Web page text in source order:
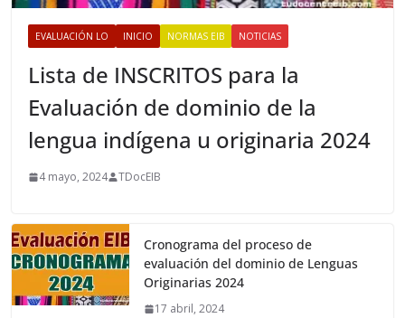
EVALUACIÓN LO INICIO NORMAS EIB NOTICIAS
Lista de INSCRITOS para la
Evaluación de dominio de la
lengua indígena u originaria 2024
4 mayo, 2024 TDocEIB
Cronograma del proceso de
evaluación del dominio de Lenguas
Originarias 2024
17 abril, 2024